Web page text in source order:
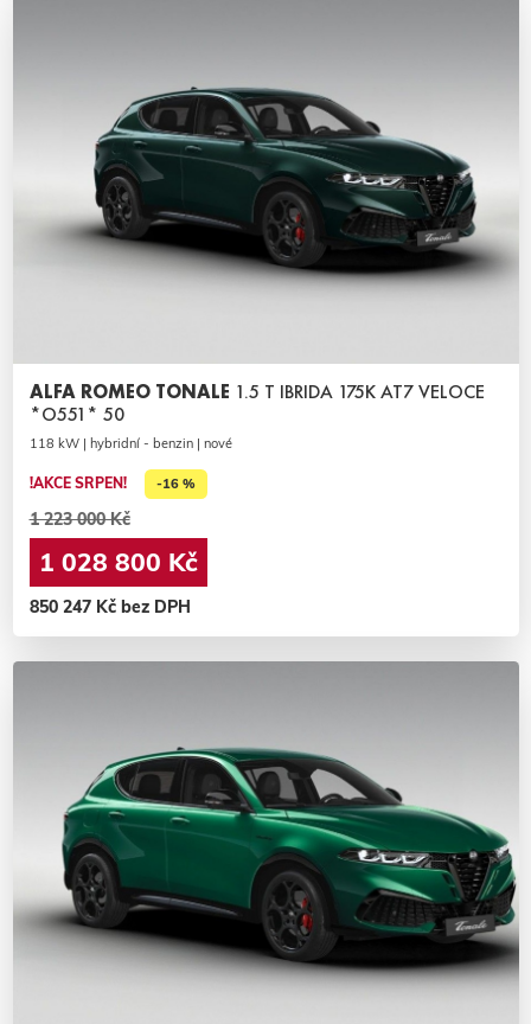
ALFA ROMEO TONALE 1.5 T IBRIDA 175K AT7 VELOCE
*O551* 50
118 kW | hybridní - benzin | nové
!AKCE SRPEN! -16 %
1 223 000 Kč
1 028 800 Kč
850 247 Kč bez DPH